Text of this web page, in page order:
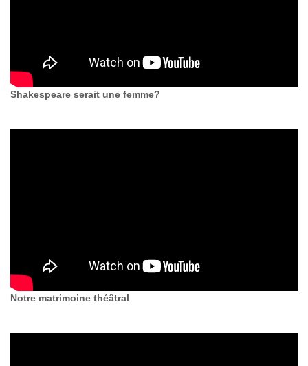
Shakespeare serait une femme?
Notre matrimoine théâtral